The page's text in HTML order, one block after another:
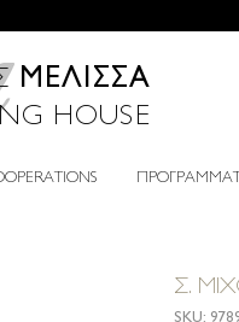
ΜΕΛΙΣΣΑ
HOUSE
Σ.
SKU: